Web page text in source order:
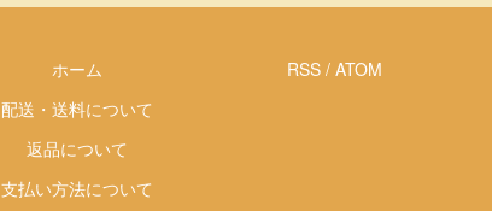
ホーム
配送・送料について
返品について
支払い方法について
RSS / ATOM